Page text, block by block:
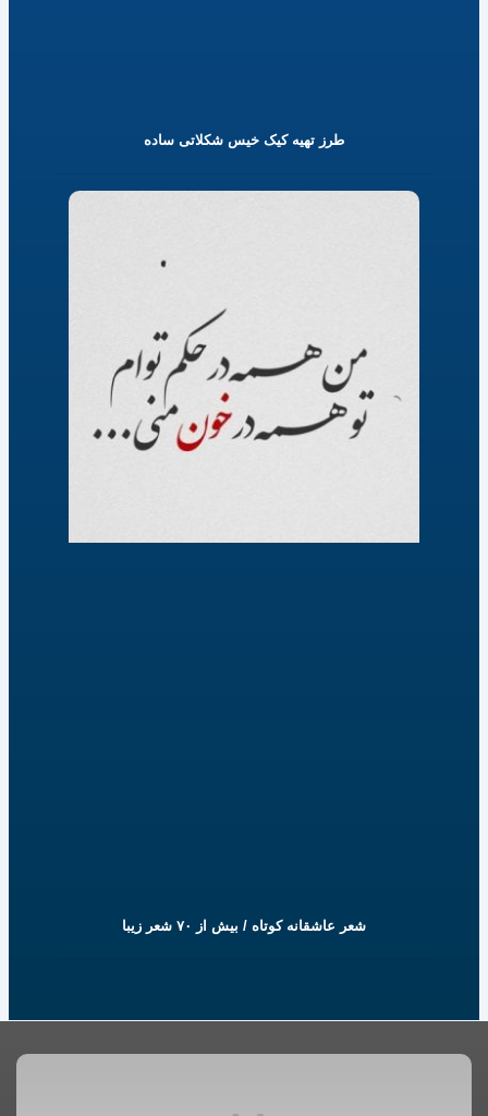
طرز تهیه کیک خیس شکلاتی ساده
شعر عاشقانه کوتاه / بیش از ۷۰ شعر زیبا